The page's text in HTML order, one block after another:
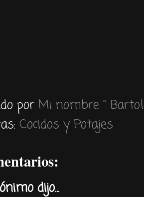
por Mi nombre "
Cocidos y Potajes
dijo...